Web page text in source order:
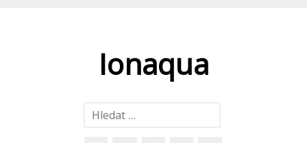
Ionaqua
Vyhledávání